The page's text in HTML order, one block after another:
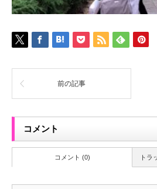
前の記事
コメント
トラ
コメント (0)